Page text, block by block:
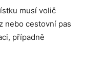
musí volič
nebo cestovní pas
případně